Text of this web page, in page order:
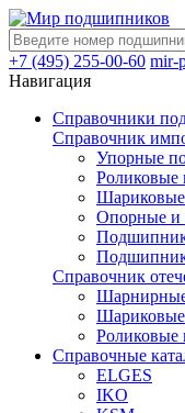
+7 (495) 255-00-60 mir-
Навигация
Справочники
Справочник
Упорные
Опорные и
Справочник
Справочные
ELGES
IKO